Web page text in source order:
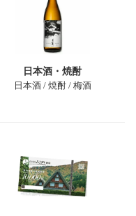
日本酒・焼酎
日本酒 / 焼酎 / 梅酒